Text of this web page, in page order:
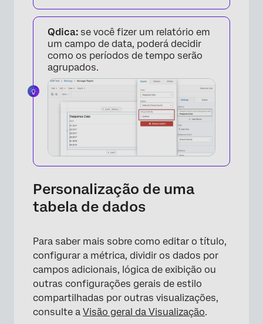
Qdica: se você fizer um relatório em
um campo de data, poderá decidir
como os períodos de tempo serão
agrupados.
Personalização de uma
tabela de dados
Para saber mais sobre como editar o título,
configurar a métrica, dividir os dados por
campos adicionais, lógica de exibição ou
outras configurações gerais de estilo
compartilhadas por outras visualizações,
consulte a Visão geral da Visualização.